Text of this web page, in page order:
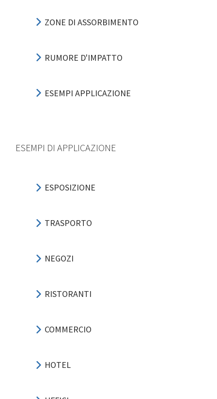
ZONE DI ASSORBIMENTO
RUMORE D'IMPATTO
ESEMPI APPLICAZIONE
ESEMPI DI APPLICAZIONE
ESPOSIZIONE
TRASPORTO
NEGOZI
RISTORANTI
COMMERCIO
HOTEL